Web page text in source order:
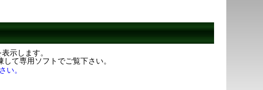
示します。
て専用ソフトでご覧下さい。
い。